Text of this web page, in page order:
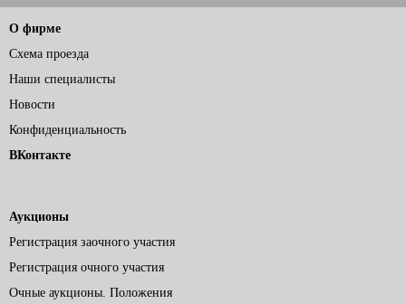
О фирме
Схема проезда
Наши специалисты
Новости
Конфиденциальность
ВКонтакте
Аукционы
Регистрация заочного участия
Регистрация очного участия
Очные аукционы. Положения